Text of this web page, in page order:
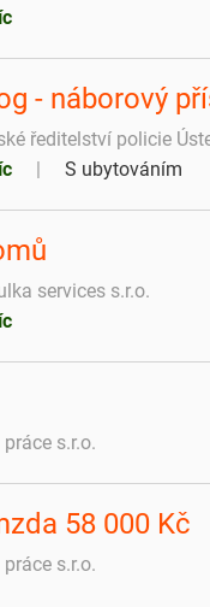
- náborový
ředitelství policie
S ubytováním
services s.r.o.
s.r.o.
58 000 Kč
s.r.o.